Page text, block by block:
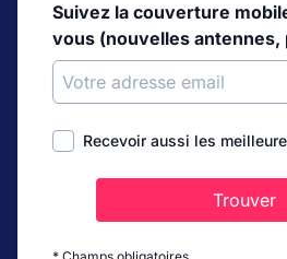
Suivez la couverture
vous (nouvelles antennes,
Recevoir aussi les
Trouver